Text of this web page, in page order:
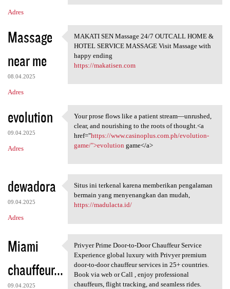
Adres
Massage
near me
08.04.2025
Adres
MAKATI SEN Massage 24/7
MAKATI SEN Massage 24/7 OUTCALL HOME &
HOTEL SERVICE MASSAGE Visit Massage with
happy ending
https://makatisen.com
evolution
09.04.2025
Adres
Your prose flows like a
Your prose flows like a patient stream—unrushed,
clear, and nourishing to the roots of thought.<a
href="https://www.casinoplus.com.ph/evolution-
game/">evolution game</a>
dewadora
09.04.2025
Adres
Situs ini terkenal karena
Situs ini terkenal karena memberikan pengalaman
bermain yang menyenangkan dan mudah,
https://madulacta.id/
Miami
chauffeur...
09.04.2025
Privyer Prime Door-to-Door
Privyer Prime Door-to-Door Chauffeur Service
Experience global luxury with Privyer premium
door-to-door chauffeur services in 25+ countries.
Book via web or Call , enjoy professional
chauffeurs, flight tracking, and seamless rides.